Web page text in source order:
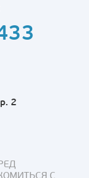
2
С